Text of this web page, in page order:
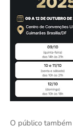
O público